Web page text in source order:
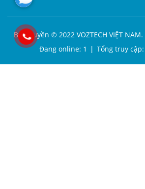
Bản quyền © 2022 VOZTECH VIỆT NAM.
Đang online: 1 | Tổng truy cập: